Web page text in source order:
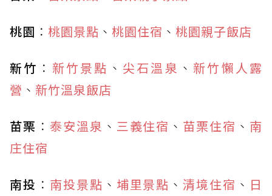
桃園 ： 桃園景點 、 桃園住宿 、 桃園親子飯店
新竹 ： 新竹景點 、 尖石溫泉 、 新竹懶人露
營 、 新竹溫泉飯店
苗栗 ： 泰安溫泉 、 三義住宿 、 苗栗住宿 、 南
庄住宿
南投 ： 南投景點 、 埔里景點 、清境住宿 、 日